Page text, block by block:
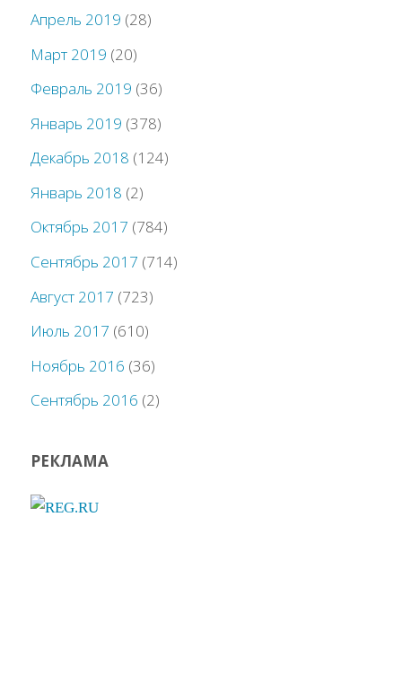
Апрель 2019 (28)
Март 2019 (20)
Февраль 2019 (36)
Январь 2019 (378)
Декабрь 2018 (124)
Январь 2018 (2)
Октябрь 2017 (784)
Сентябрь 2017 (714)
Август 2017 (723)
Июль 2017 (610)
Ноябрь 2016 (36)
Сентябрь 2016 (2)
РЕКЛАМА